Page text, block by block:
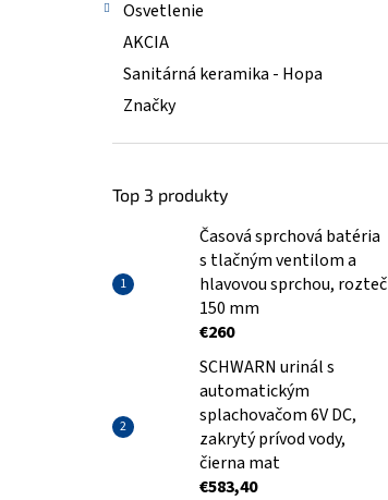
Osvetlenie
AKCIA
Sanitárná keramika - Hopa
Značky
Top 3 produkty
Časová sprchová batéria
s tlačným ventilom a
hlavovou sprchou, rozteč
150 mm
€260
SCHWARN urinál s
automatickým
splachovačom 6V DC,
zakrytý prívod vody,
čierna mat
€583,40